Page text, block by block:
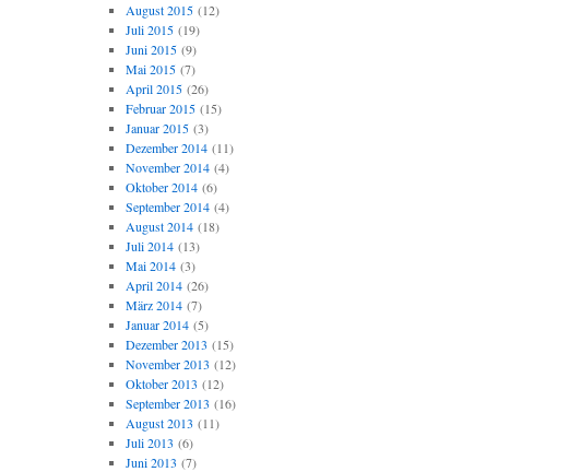
August 2015(12)
Juli 2015(19)
Juni 2015(9)
Mai 2015(7)
April 2015(26)
Februar 2015(15)
Januar 2015(3)
Dezember 2014(11)
November 2014(4)
Oktober 2014(6)
September 2014(4)
August 2014(18)
Juli 2014(13)
Mai 2014(3)
April 2014(26)
März 2014(7)
Januar 2014(5)
Dezember 2013 (15)
November 2013 (12)
Oktober 2013 (12)
September 2013 (16)
August 2013 (11)
Juli 2013 (6)
Juni 2013 (7)